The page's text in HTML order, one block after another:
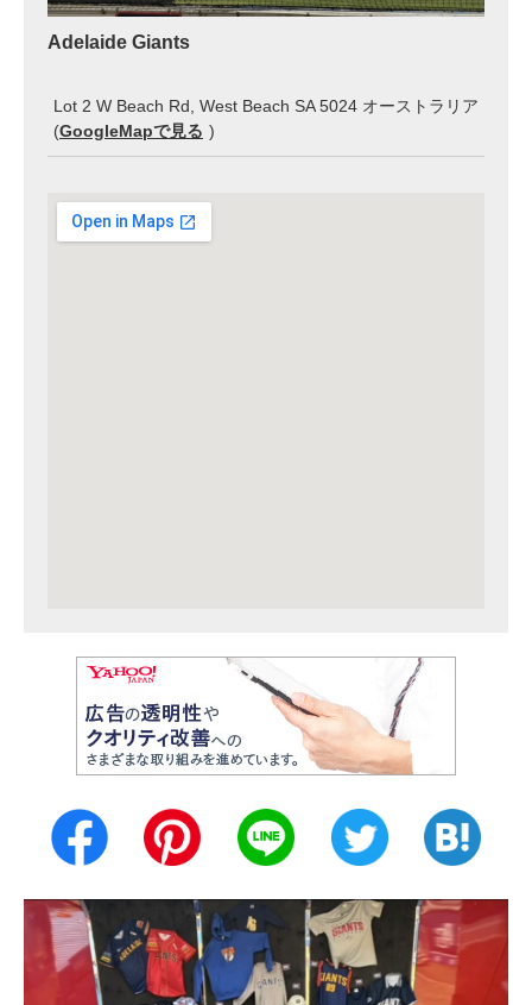
Adelaide Giants
Lot 2 W Beach Rd, West Beach SA 5024 オーストラリア
(GoogleMapで見る )